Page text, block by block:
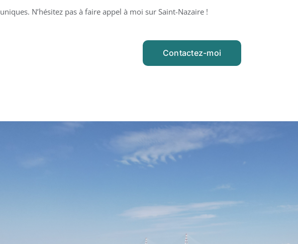
uniques. N’hésitez pas à faire appel à moi sur Saint-Nazaire !
Contactez-moi